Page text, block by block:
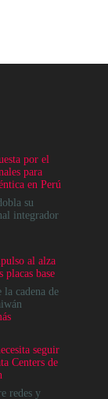
por el
para
en Perú
su
integrador
al alza
placas base
la cadena de
:
del
impulso
alza
seguir
Centers de
redes y